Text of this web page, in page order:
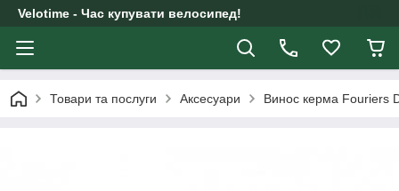
Velotime - Час купувати велосипед!
Товари та послуги Аксесуари Винос керма Fouriers